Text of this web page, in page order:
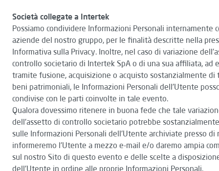
Società collegate a Intertek
Possiamo condividere Informazioni Personali internamente
aziende del nostro gruppo, per le finalità descritte nella
Informativa sulla Privacy. Inoltre, nel caso di variazione
controllo societario di Intertek SpA o di una sua affiliata, ad
tramite fusione, acquisizione o acquisto sostanzialmente
beni patrimoniali, le Informazioni Personali dell'Utente
condivise con le parti coinvolte in tale evento.
Qualora dovessimo ritenere in buona fede che tale
dell'assetto di controllo societario potrebbe
sulle Informazioni Personali dell'Utente archiviate presso di
informeremo l'Utente a mezzo e-mail e/o daremo ampia
sul nostro Sito di questo evento e delle scelte a
dell'Utente in ordine alle proprie Informazioni Personali.